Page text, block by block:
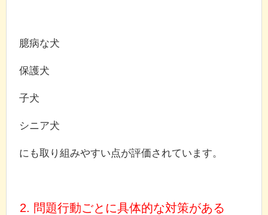
臆病な犬
保護犬
子犬
シニア犬
にも取り組みやすい点が評価されています。
2. 問題行動ごとに具体的な対策がある